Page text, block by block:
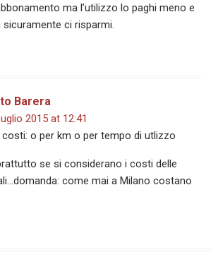
ma l’utilizzo lo paghi meno e
ci risparmi.
Barera
2015 at 12:41
o per km o per tempo di utlizzo
se si considerano i costi delle
come mai a Milano costano